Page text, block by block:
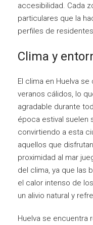
accesibilidad. Cada
particulares que la
perfiles de
Clima y
El clima en Huelva
veranos cálidos, lo
agradable durante
época estival suelen
convirtiendo a esta
aquellos que
proximidad al mar
del clima, ya que las
el calor intenso de
un alivio natural y
Huelva se encuentra